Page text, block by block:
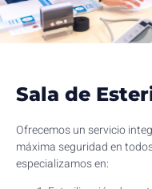
Sala de
Ofrecemos un servicio
máxima seguridad en
especializamos en: